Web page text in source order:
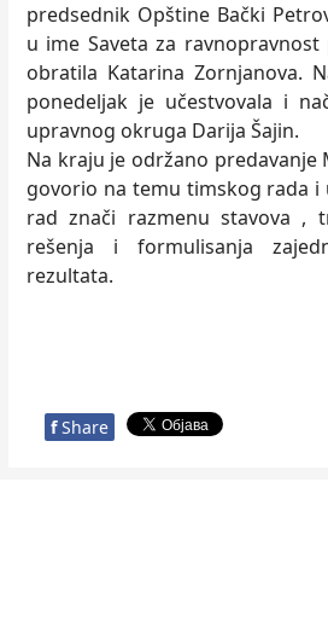
predsednik Opštine Bački
u ime Saveta za
obratila Katarina Zornjanova.
ponedeljak je učestvovala i
upravnog okruga Darija Šajin.
Na kraju je održano predavanje
govorio na temu timskog rada i
rad znači razmenu stavova ,
rešenja i formulisanja
rezultata.
f Share